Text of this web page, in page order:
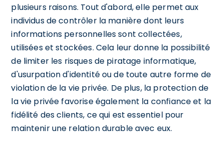
plusieurs raisons. Tout d'abord, elle permet aux
individus de contrôler la manière dont leurs
informations personnelles sont collectées,
utilisées et stockées. Cela leur donne la possibilité
de limiter les risques de piratage informatique,
d'usurpation d'identité ou de toute autre forme de
violation de la vie privée. De plus, la protection de
la vie privée favorise également la confiance et la
fidélité des clients, ce qui est essentiel pour
maintenir une relation durable avec eux.